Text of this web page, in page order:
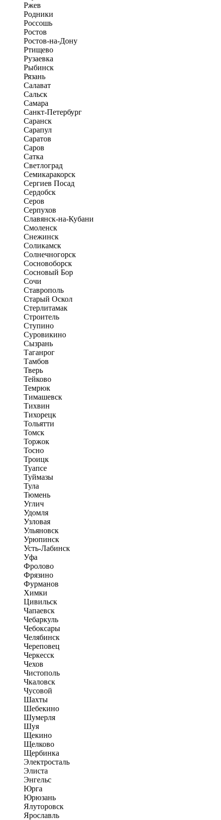
Ржев
Родники
Россошь
Ростов
Ростов-на-Дону
Ртищево
Рузаевка
Рыбинск
Рязань
Салават
Сальск
Самара
Санкт-Петербург
Саранск
Сарапул
Саратов
Саров
Сатка
Светлоград
Семикаракорск
Сергиев Посад
Сердобск
Серов
Серпухов
Славянск-на-Кубани
Смоленск
Снежинск
Соликамск
Солнечногорск
Сосновоборск
Сосновый Бор
Сочи
Ставрополь
Старый Оскол
Стерлитамак
Строитель
Ступино
Суровикино
Сызрань
Таганрог
Тамбов
Тверь
Тейково
Темрюк
Тимашевск
Тихвин
Тихорецк
Тольятти
Томск
Торжок
Тосно
Троицк
Туапсе
Туймазы
Тула
Тюмень
Углич
Удомля
Узловая
Ульяновск
Урюпинск
Усть-Лабинск
Уфа
Фролово
Фрязино
Фурманов
Химки
Цивильск
Чапаевск
Чебаркуль
Чебоксары
Челябинск
Череповец
Черкесск
Чехов
Чистополь
Чкаловск
Чусовой
Шахты
Шебекино
Шумерля
Шуя
Щекино
Щелково
Щербинка
Электросталь
Элиста
Энгельс
Юрга
Юрюзань
Ялуторовск
Ярославль